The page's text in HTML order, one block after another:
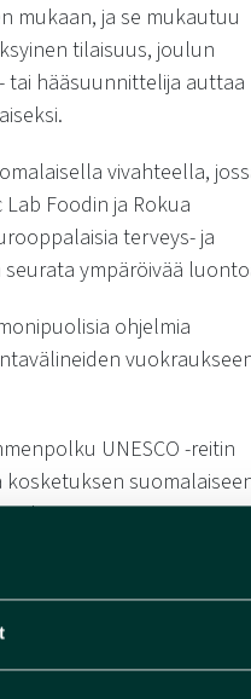
mukaan, ja se mukautuu
tilaisuus, joulun
tai hääsuunnittelija auttaa
vivahteella,
Foodin ja Rokua
terveys- ja
ympäröivää
ohjelmia
UNESCO -reitin
lomassa.